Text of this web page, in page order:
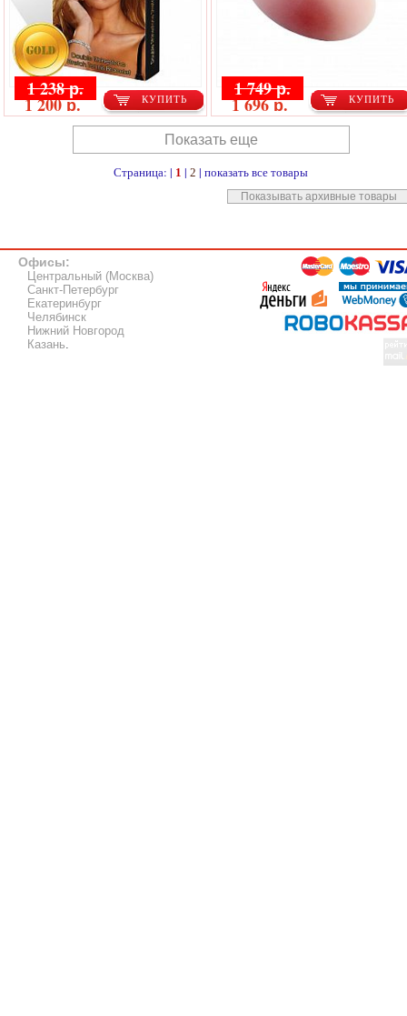
КУПИТЬ
1 238 р.
1 200 р. КУПИТЬ
1 749 р.
1 696 р.
Показать еще
Страница: | 1 |2 |показать все товары
Показывать архивные товары
Офисы:
Центральный (Москва)
Санкт-Петербург
Екатеринбург
Челябинск
Нижний Новгород
Казань.